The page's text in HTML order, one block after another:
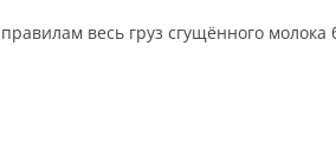
весь груз сгущённого молока